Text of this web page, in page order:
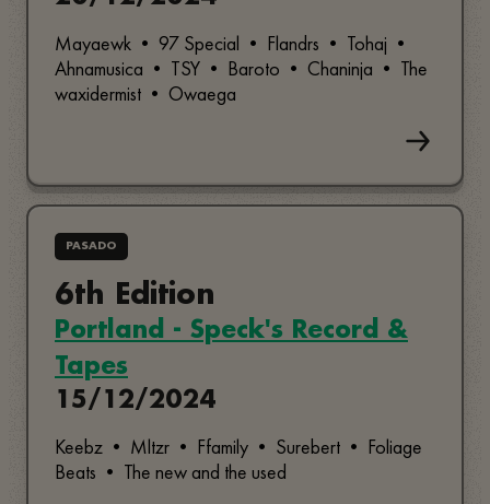
Mayaewk • 97 Special • Flandrs • Tohaj •
Ahnamusica • TSY • Baroto • Chaninja • The
waxidermist • Owaega
PASADO
6th Edition
Portland - Speck's Record &
Tapes
15/12/2024
Keebz • Mltzr • Ffamily • Surebert • Foliage
Beats • The new and the used